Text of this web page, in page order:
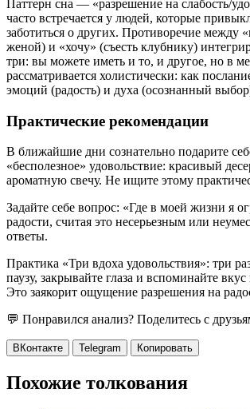
Паттерн сна — «разрешение на слабость/
часто встречается у людей, которые
заботиться о других. Противоречие между
женой) и «хочу» (съесть клубнику)
три: вы можете иметь и то, и другое, но в
рассматривается холистически: как
эмоций (радость) и духа (осознанный
Практические рекомендации
В ближайшие дни сознательно подарите
«бесполезное» удовольствие: красивый
ароматную свечу. Не ищите этому
Задайте себе вопрос: «Где в моей жизни я
радости, считая это несерьезным или
ответы.
Практика «Три вдоха удовольствия»: три
паузу, закрывайте глаза и вспоминайте
Это заякорит ощущение разрешения на
💬 Понравился анализ? Поделитесь с
ВКонтакте Telegram Копировать
Похожие толкования